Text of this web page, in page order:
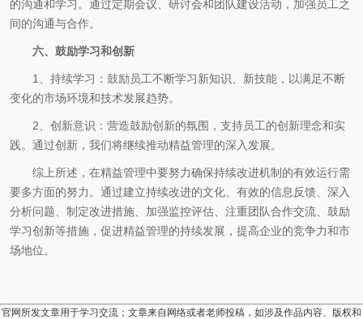
的沟通和学习。通过定期会议、研讨会和团队建设活动，加强员工之
间的沟通与合作。
六、鼓励学习和创新
1、持续学习：鼓励员工不断学习新知识、新技能，以满足不断
变化的市场环境和技术发展趋势。
2、创新意识：营造鼓励创新的氛围，支持员工的创新理念和实
践。通过创新，我们将继续推动精益管理的深入发展。
综上所述，在精益管理中要努力确保持续改进机制的有效运行需
要多方面的努力。通过建立持续改进的文化、有效的信息反馈、深入
分析问题、制定改进措施、加强监控评估、注重团队合作交流、鼓励
学习创新等措施，促进精益管理的持续发展，提高企业的竞争力和市
场地位。
官网所发文章用于学习交流；文章来自网络或者老师投稿，如涉及作品内容、版权和